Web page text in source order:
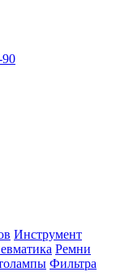
90
Инструмент
Ремни
Фильтра